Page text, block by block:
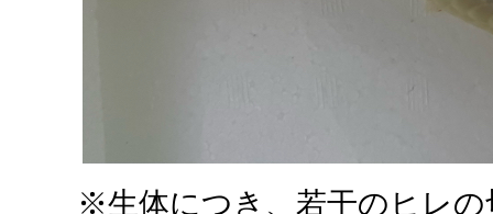
※生体につき、若干のヒレ